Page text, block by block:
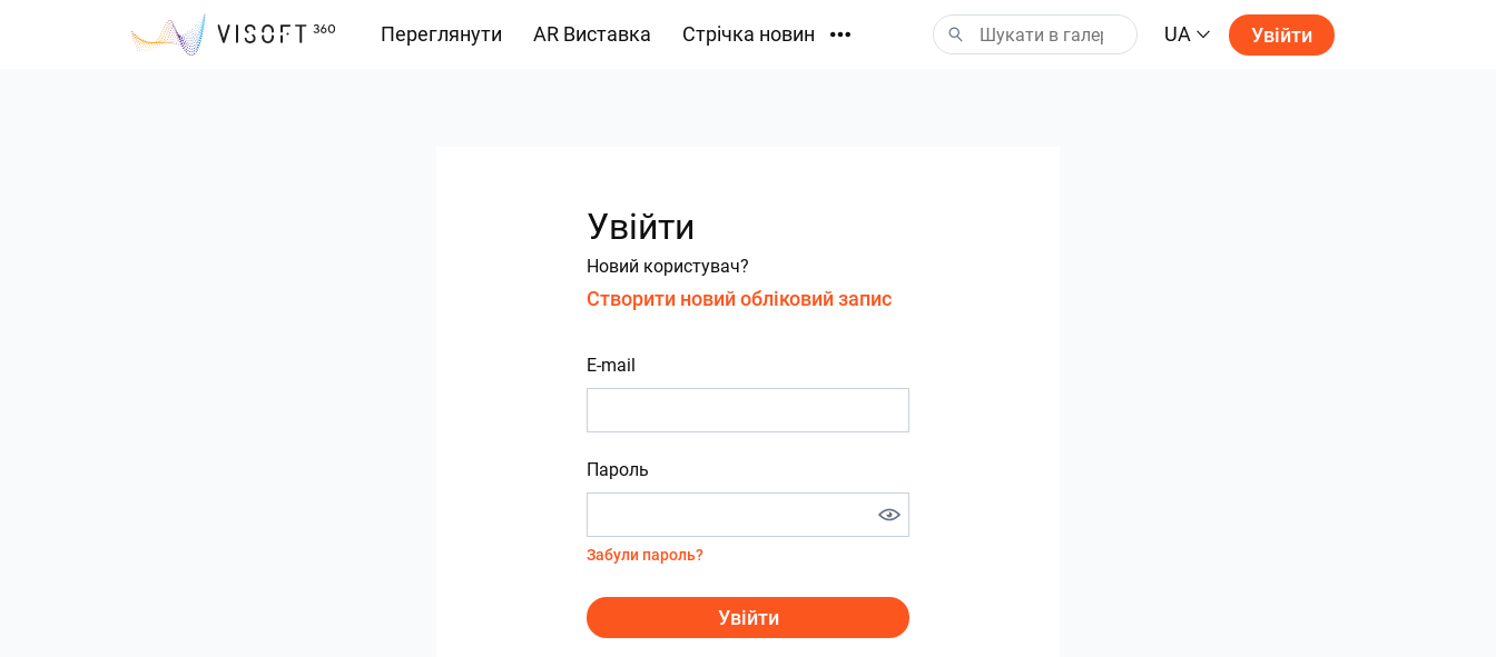
Переглянути AR Виставка Стрічка новин UA Увійти
Увійти
Новий користувач?
Створити новий обліковий запис
E-mail
Пароль
Забули пароль?
Увійти